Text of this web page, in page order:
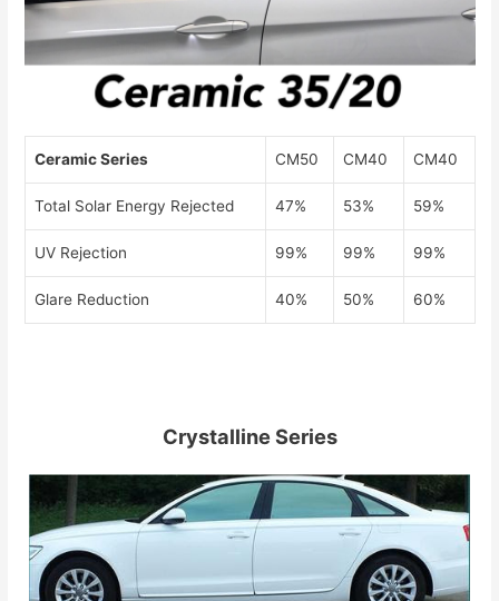
Ceramic Series CM50 CM40 CM40
Total Solar Energy Rejected 47% 53% 59%
UV Rejection 99% 99% 99%
Glare Reduction 40% 50% 60%
Crystalline Series